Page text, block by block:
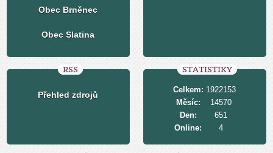
Obec Brněnec
Obec Slatina
RSS
Přehled zdrojů
STATISTIKY
Online: 4
Celkem: 1922153
Měsíc:
14570
Den:
651